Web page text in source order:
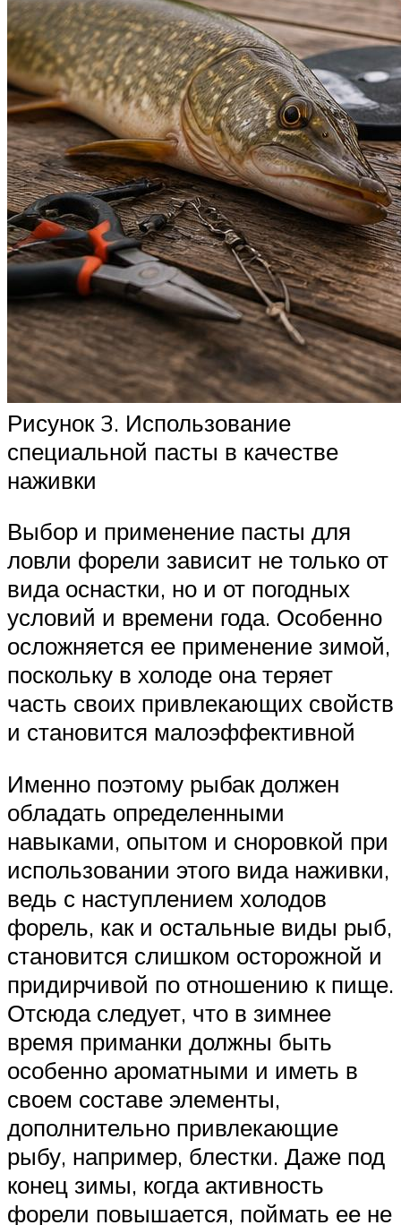
Рисунок 3. Использование
специальной пасты в качестве
наживки
Выбор и применение пасты для
ловли форели зависит не только от
вида оснастки, но и от погодных
условий и времени года. Особенно
осложняется ее применение зимой,
поскольку в холоде она теряет
часть своих привлекающих свойств
и становится малоэффективной
Именно поэтому рыбак должен
обладать определенными
навыками, опытом и сноровкой при
использовании этого вида наживки,
ведь с наступлением холодов
форель, как и остальные виды рыб,
становится слишком осторожной и
придирчивой по отношению к пище.
Отсюда следует, что в зимнее
время приманки должны быть
особенно ароматными и иметь в
своем составе элементы,
дополнительно привлекающие
рыбу, например, блестки. Даже под
конец зимы, когда активность
форели повышается, поймать ее не